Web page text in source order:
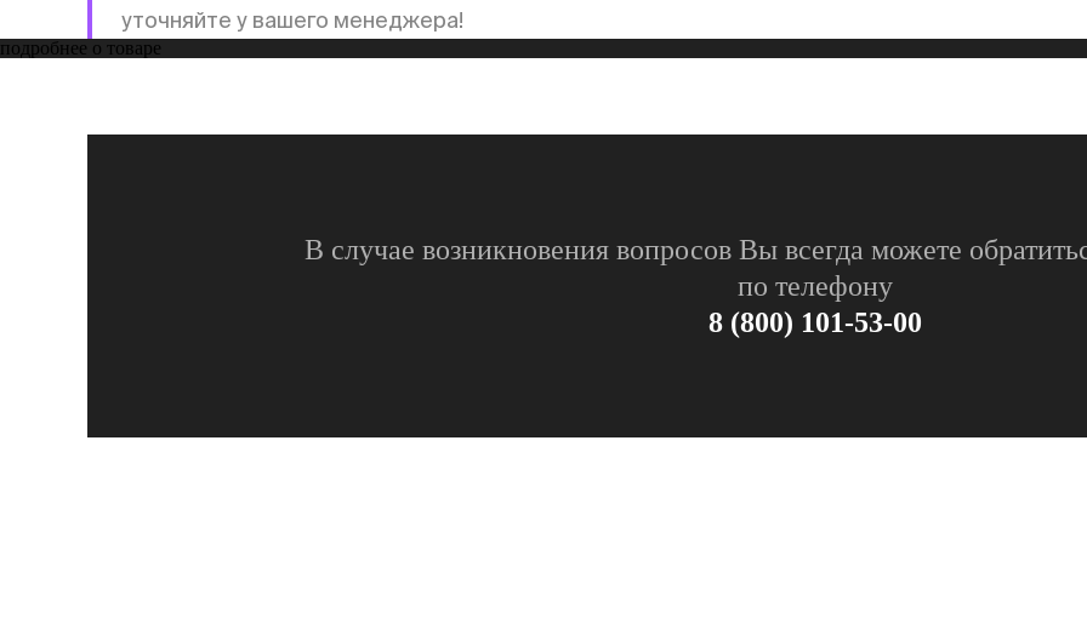
уточняйте у вашего менеджера!
подробнее о товаре
В случае возникновения вопросов Вы всегда можете
по телефону
8 (800) 101-53-00